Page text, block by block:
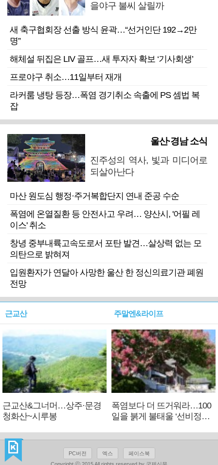
을야구 불씨 살릴까
새 축구협회장 선출 방식 윤곽…“선거인단 192→2만
명”
해체설 뒤집은 LIV 골프…새 투자자 확보 ‘기사회생’
프로야구 취소…11일부터 재개
라커룸 냉탕 등장…폭염 경기취소 속출에 PS 셈법 복
잡
울산·경남 소식
진주성의 역사, 빛과 미디어로
되살아난다
마산 원도심 행정·주거복합단지 연내 준공 수순
폭염에 온열질환 등 안전사고 우려… 양산시, '어필 레
이스' 취소
창녕 중부내륙고속도로서 포탄 발견…살상력 없는 모
의탄으로 밝혀져
입원환자가 연달아 사망한 울산 한 정신의료기관 폐원
전망
근교산
근교산&그너머…상주·문경
청화산~시루봉
주말엔&라이프
폭염보다 더 뜨거워라…100
일을 붉게 불태울 ‘선비정신’
PC버전 엑스
페이스북